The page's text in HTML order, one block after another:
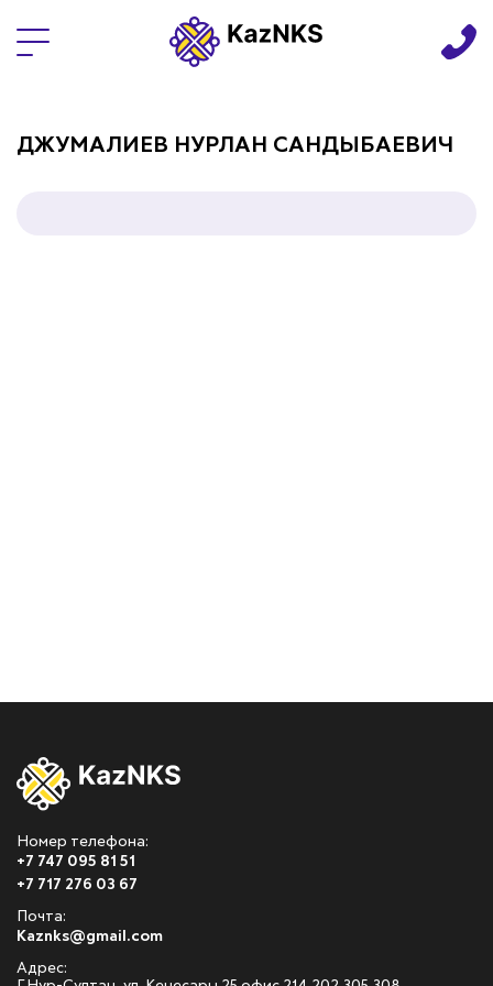
ДЖУМАЛИЕВ НУРЛАН САНДЫБАЕВИЧ
Номер телефона:
+7 747 095 81 51
+7 717 276 03 67
Почта:
Kaznks@gmail.com
Адрес: